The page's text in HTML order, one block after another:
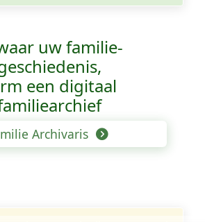
uw familie­
een digitaal
Archivaris